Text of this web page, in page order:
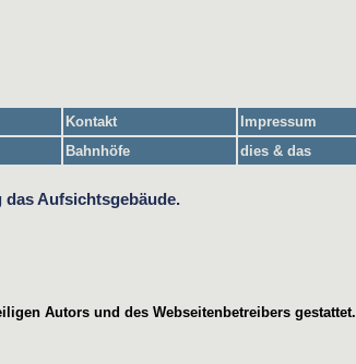
Kontakt
Impressum
Bahnhöfe dies & das
Autors und des Webseitenbetreibers gestattet.